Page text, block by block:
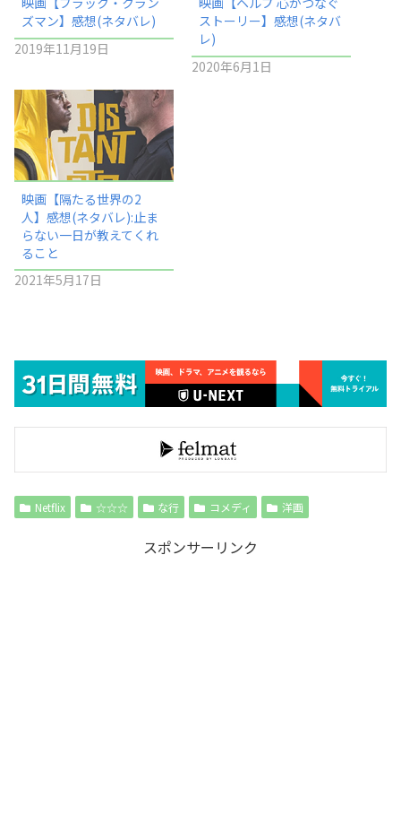
ズマン】感想(ネタバレ)
2019年11月19日
ストーリー】感想(ネタバ
レ)
2020年6月1日
映画【隔たる世界の2
人】感想(ネタバレ):止ま
らない一日が教えてくれ
ること
2021年5月17日
Netflix ☆☆☆ な行 コメディ 洋画
スポンサーリンク